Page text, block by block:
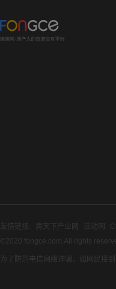
友情链接: 房天下产业网 活动网
©2020 fongce.com.All rights
为了防范电信网络诈骗，如网民接